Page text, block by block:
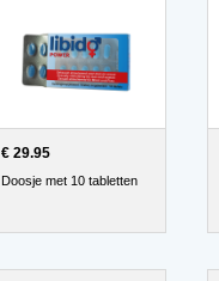
€ 29.95
Doosje met 10 tabletten